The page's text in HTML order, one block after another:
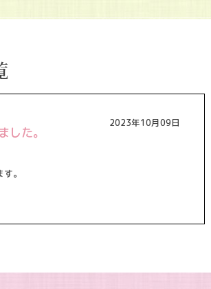
2023年10月09日
た。
。